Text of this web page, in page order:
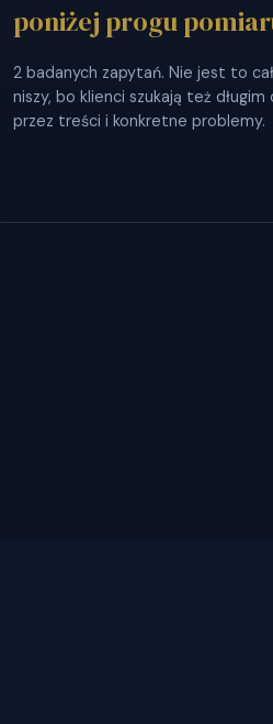
poniżej progu
2 badanych zapytań. Nie jest to
niszy, bo klienci szukają też długim
przez treści i konkretne problemy.